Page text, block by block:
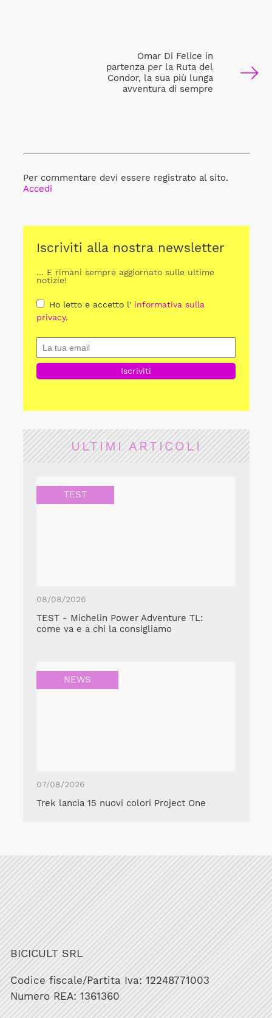
Omar Di Felice in
partenza per la Ruta del
Condor, la sua più lunga
avventura di sempre
Per commentare devi essere registrato al sito.
Accedi
Iscriviti alla nostra newsletter
... E rimani sempre aggiornato sulle ultime
notizie!
Ho letto e accetto l' informativa sulla
privacy.
ULTIMI ARTICOLI
TEST
08/08/2026
TEST - Michelin Power Adventure TL:
come va e a chi la consigliamo
NEWS
07/08/2026
Trek lancia 15 nuovi colori Project One
BICICULT SRL
Codice fiscale/Partita Iva: 12248771003
Numero REA: 1361360